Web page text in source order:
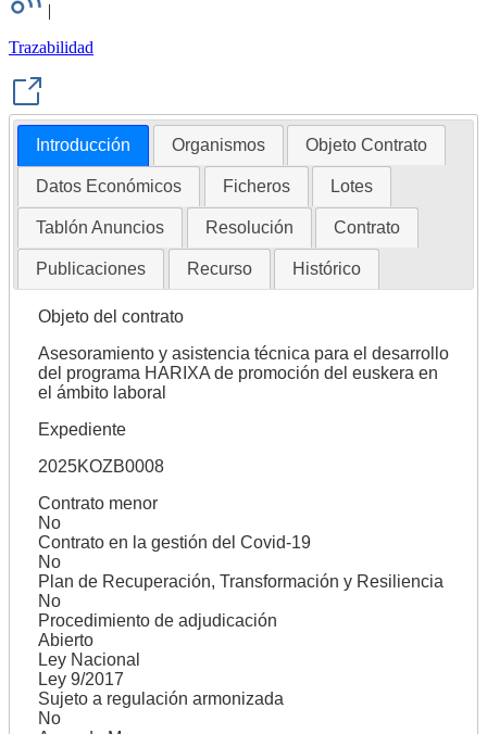
|
Trazabilidad
Introducción Organismos Objeto Contrato
Datos Económicos Ficheros Lotes
Tablón Anuncios Resolución Contrato
Publicaciones Recurso Histórico
Objeto del contrato
Asesoramiento y asistencia técnica para el desarrollo
del programa HARIXA de promoción del euskera en
el ámbito laboral
Expediente
2025KOZB0008
Contrato menor
No
Contrato en la gestión del Covid-19
No
Plan de Recuperación, Transformación y Resiliencia
No
Procedimiento de adjudicación
Abierto
Ley Nacional
Ley 9/2017
Sujeto a regulación armonizada
No